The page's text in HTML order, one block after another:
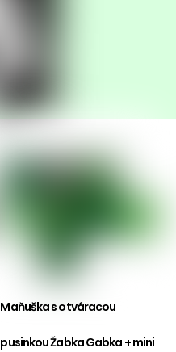
Maňuška s otváracou
pusinkou Žabka Gabka + mini